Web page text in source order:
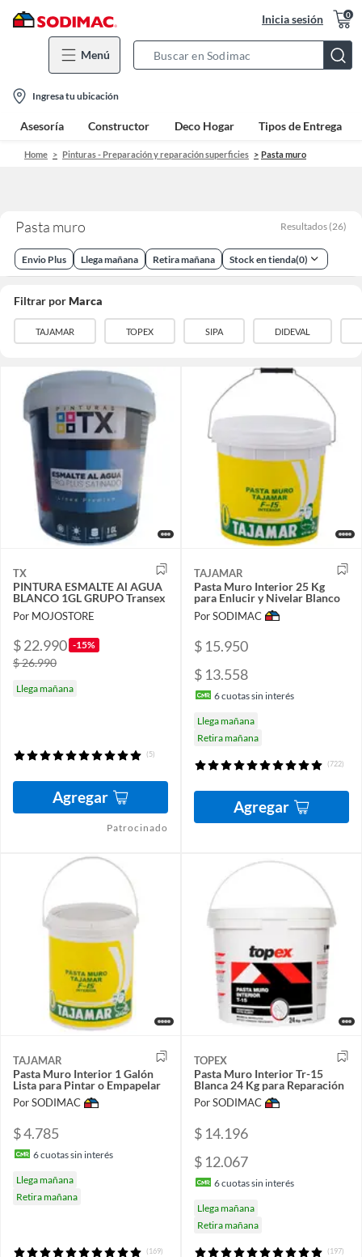
Inicia sesión 0
Menú
Bar
location-
icon
Ingresa tu ubicación
Asesoría Constructor Deco Hogar Tipos de Entrega
Home Pinturas - Preparación y reparación superficies Pasta muro
Pasta muro Resultados (26)
Envio Plus Llega mañana Retira mañana Stock en tienda(0)
Filtrar porMarca
TAJAMAR TOPEX SIPA DIDEVAL
TX
PINTURA ESMALTE Al AGUA
BLANCO 1GL GRUPO Transex
Por MOJOSTORE
$ 22.990 -15%
$ 26.990
Llega mañana
(5)
Agregar
Patrocinado
TAJAMAR
Pasta Muro Interior 25 Kg
para Enlucir y Nivelar Blanco
Por SODIMAC
$ 15.950
$ 13.558
6cuotas sin interés
Llega mañana
Retira mañana
(722)
Agregar
TAJAMAR
Pasta Muro Interior 1 Galón
Lista para Pintar o Empapelar
Por SODIMAC
$ 4.785
6cuotas sin interés
Llega mañana
Retira mañana
(169)
TOPEX
Pasta Muro Interior Tr-15
Blanca 24 Kg para Reparación
Por SODIMAC
$ 14.196
$ 12.067
6cuotas sin interés
Llega mañana
Retira mañana
(197)